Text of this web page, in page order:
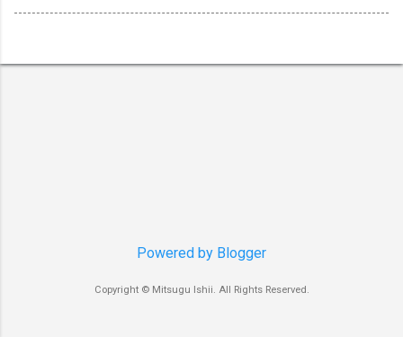
Powered by Blogger
Copyright © Mitsugu Ishii. All Rights Reserved.